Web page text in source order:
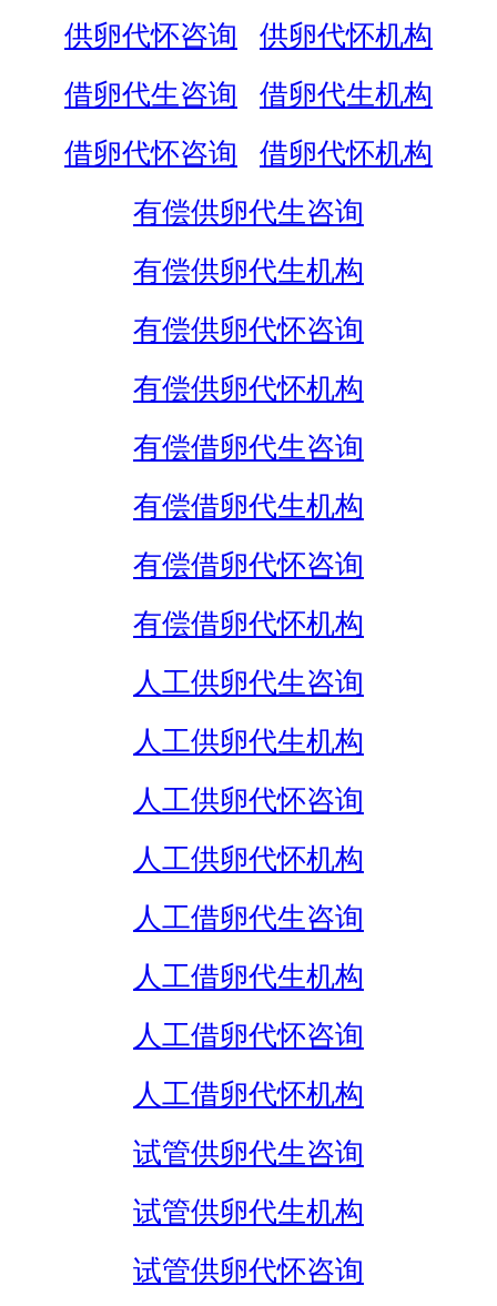
供卵代怀咨询
供卵代怀机构
借卵代生咨询
借卵代生机构
借卵代怀咨询
借卵代怀机构
有偿供卵代生咨询
有偿供卵代生机构
有偿供卵代怀咨询
有偿供卵代怀机构
有偿借卵代生咨询
有偿借卵代生机构
有偿借卵代怀咨询
有偿借卵代怀机构
人工供卵代生咨询
人工供卵代生机构
人工供卵代怀咨询
人工供卵代怀机构
人工借卵代生咨询
人工借卵代生机构
人工借卵代怀咨询
人工借卵代怀机构
试管供卵代生咨询
试管供卵代生机构
试管供卵代怀咨询